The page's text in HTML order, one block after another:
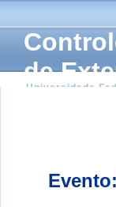
de
Universidade